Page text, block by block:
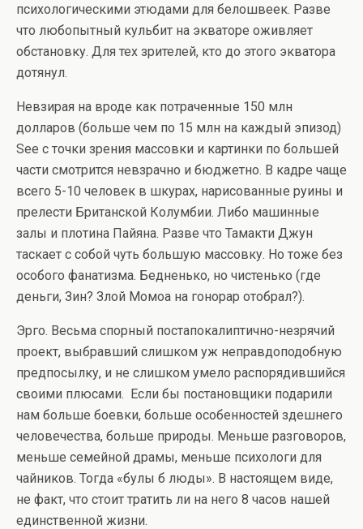
психологическими этюдами для белошвеек. Разве
что любопытный кульбит на экваторе оживляет
обстановку. Для тех зрителей, кто до этого экватора
дотянул.
Невзирая на вроде как потраченные 150 млн
долларов (больше чем по 15 млн на каждый эпизод)
See с точки зрения массовки и картинки по большей
части смотрится невзрачно и бюджетно. В кадре чаще
всего 5-10 человек в шкурах, нарисованные руины и
прелести Британской Колумбии. Либо машинные
залы и плотина Пайяна. Разве что Тамакти Джун
таскает с собой чуть большую массовку. Но тоже без
особого фанатизма. Бедненько, но чистенько (где
деньги, Зин? Злой Момоа на гонорар отобрал?).
Эрго. Весьма спорный постапокалиптично-незрячий
проект, выбравший слишком уж неправдоподобную
предпосылку, и не слишком умело распорядившийся
своими плюсами. Если бы постановщики подарили
нам больше боевки, больше особенностей здешнего
человечества, больше природы. Меньше разговоров,
меньше семейной драмы, меньше психологи для
чайников. Тогда «булы б люды». В настоящем виде,
не факт, что стоит тратить ли на него 8 часов нашей
единственной жизни.